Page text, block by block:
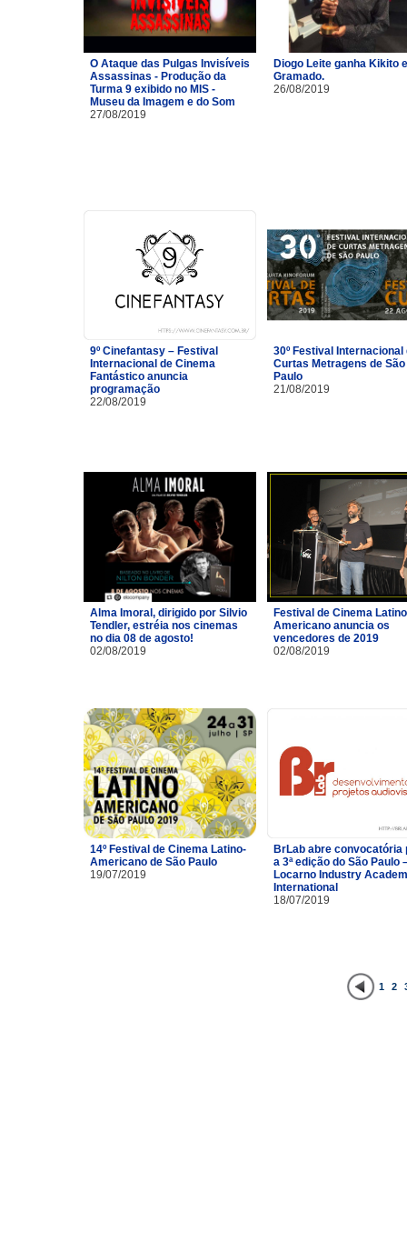
O Ataque das Pulgas Invisíveis
Assassinas - Produção da
Turma 9 exibido no MIS -
Museu da Imagem e do Som
27/08/2019
Diogo Leite ganha Kikito
Gramado.
26/08/2019
9º Cinefantasy – Festival
Internacional de Cinema
Fantástico anuncia
programação
22/08/2019
30º Festival Internacional
Curtas Metragens de São
Paulo
21/08/2019
Alma Imoral, dirigido por Silvio
Tendler, estréia nos cinemas
no dia 08 de agosto!
02/08/2019
Festival de Cinema
Americano anuncia os
vencedores de 2019
02/08/2019
14º Festival de Cinema Latino-
Americano de São Paulo
19/07/2019
BrLab abre convocatória
a 3ª edição do São Paulo
Locarno Industry
International
18/07/2019
1 2